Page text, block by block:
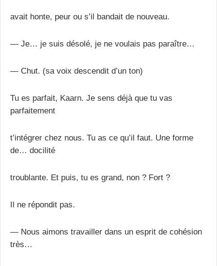
avait honte, peur ou s’il bandait de nouveau.
— Je… je suis désolé, je ne voulais pas paraître…
— Chut. (sa voix descendit d’un ton)
Tu es parfait, Kaarn. Je sens déjà que tu vas
parfaitement
t’intégrer chez nous. Tu as ce qu’il faut. Une forme
de… docilité
troublante. Et puis, tu es grand, non ? Fort ?
Il ne répondit pas.
— Nous aimons travailler dans un esprit de cohésion
très…